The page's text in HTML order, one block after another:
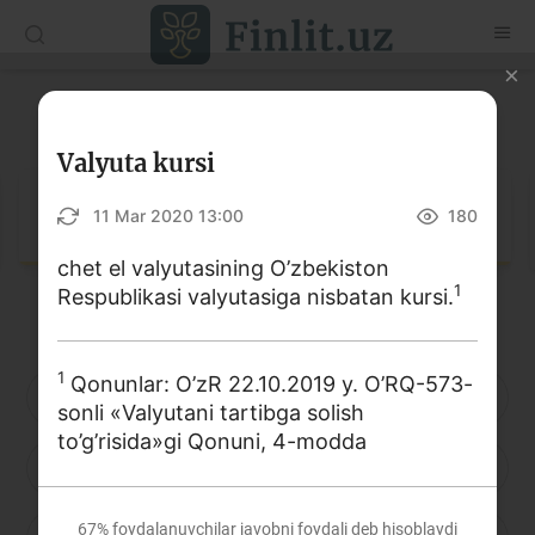
Рус
Maqolalar
O‘quv qo‘llanmalar
Lug‘at
Moliyaviy savodxonlik bo‘yicha kitoblar
Loyihalar
Fotogalereya
Lug‘at
B D E F G
Valyuta kursi
11 Mar 2020 13:00 180
chet el valyutasining O’zbekiston
Respublikasi valyutasiga nisbatan kursi.1
1 Qonunlar: O’zR 22.10.2019 y. O’RQ-573-
sonli «Valyutani tartibga solish
to’g’risida»gi Qonuni, 4-modda
67%foydalanuvchilar javobni foydali deb hisoblaydi